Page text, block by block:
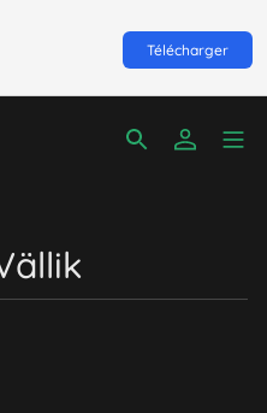
Télécharger